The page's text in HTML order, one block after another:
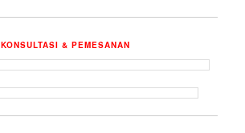
KONSULTASI & PEMESANAN